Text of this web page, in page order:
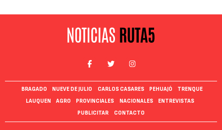
BRAGADO NUEVE DE JULIO CARLOS CASARES PEHUAJÓ
TRENQUE
LAUQUEN
AGRO PROVINCIALES NACIONALES
ENTREVISTAS
PUBLICITAR
CONTACTO